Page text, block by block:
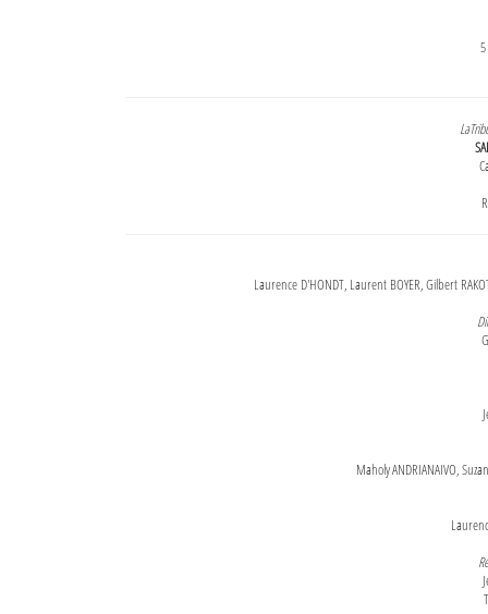
Laurence D'HONDT, Laurent BOYER, Gilbert
Maholy ANDRIANAIVO,